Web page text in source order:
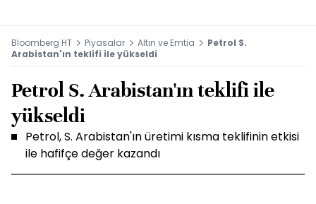
Bloomberg HT Piyasalar Altın ve Emtia
Petrol S.
Arabistan'ın teklifi ile yükseldi
Petrol S. Arabistan'ın teklifi ile
yükseldi
Petrol, S. Arabistan'ın üretimi kısma teklifinin etkisi
ile hafifçe değer kazandı